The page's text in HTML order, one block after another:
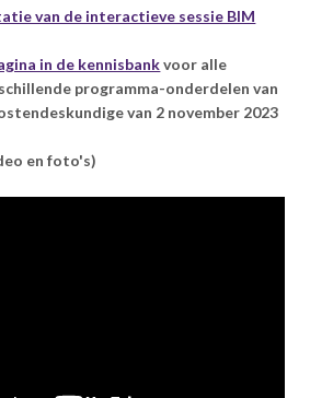
van de interactieve sessie BIM
in de kennisbankvoor alle
programma-onderdelen van
van 2 november 2023
en foto's)